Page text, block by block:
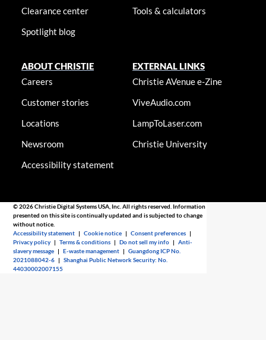
Clearance center
Spotlight blog
Tools & calculators
ABOUT CHRISTIE
Careers
Customer stories
Locations
Newsroom
Accessibility statement
EXTERNAL LINKS
Christie AVenue e-Zine
ViveAudio.com
LampToLaser.com
Christie University
© 2026 Christie Digital Systems USA, Inc. All rights reserved. Information
presented on this site is continually updated and is subjected to change
without notice.
Accessibility statement |Cookie notice |Consent preferences |
Privacy policy |Terms & conditions |Do not sell my info |Anti-
slavery message |E-waste management |Guangdong ICP No.
2021088042-6 |Shanghai Public Network Security: No.
44030002007155